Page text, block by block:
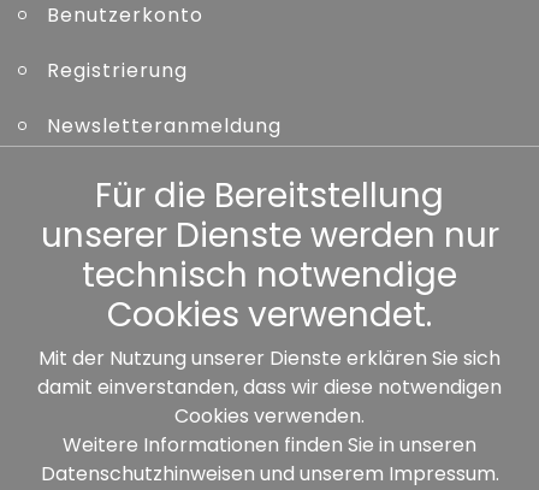
Benutzerkonto
Registrierung
Newsletteranmeldung
Kennwort vergessen
Sonstiges
Unsere Partner:
Für die Bereitstellung
unserer Dienste werden nur
technisch notwendige
Cookies verwendet.
Mit der Nutzung unserer Dienste erklären Sie sich
damit einverstanden, dass wir diese notwendigen
Cookies verwenden.
Weitere Informationen finden Sie in unseren
Datenschutzhinweisen und unserem Impressum.